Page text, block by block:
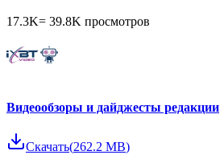
17.3K= 39.8K просмотров
Видеообзоры и дайджесты редакции
Скачать(262.2 MB)